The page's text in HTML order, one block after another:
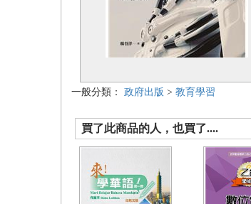
一般分類： 政府出版 > 教育學習
買了此商品的人，也買了....